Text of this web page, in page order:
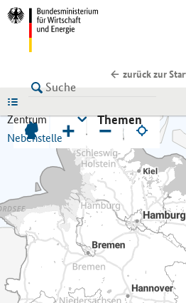
zurück zur
Zentrum
Nebenstelle
Themen
+ −